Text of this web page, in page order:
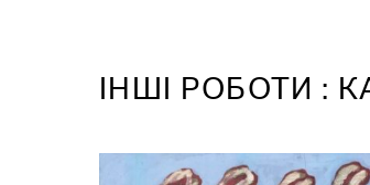
IНШІ РОБОТИ :